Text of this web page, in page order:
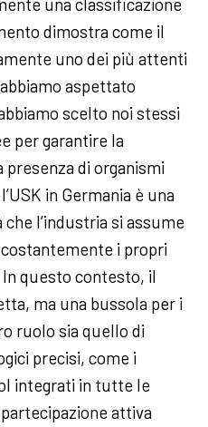
dimostra come il
uno dei più attenti
aspettato
scelto noi stessi
per garantire la
di organismi
in Germania è una
l’industria si assume
i propri
questo contesto, il
ma una bussola per i
ruolo sia quello di
precisi, come i
integrati in tutte le
attiva